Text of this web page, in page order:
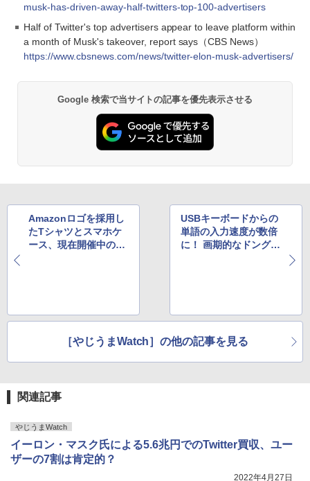
musk-has-driven-away-half-twitters-top-100-advertisers
Half of Twitter's top advertisers appear to leave platform within
a month of Musk's takeover, report says（CBS News）
https://www.cbsnews.com/news/twitter-elon-musk-advertisers/
Google 検索で当サイトの記事を優先表示させる
Amazonロゴを採用し
たTシャツとスマホケ
ース、現在開催中のブ
USBキーボードからの
単語の入力速度が数倍
に！ 画期的なドングル
［やじうまWatch］の他の記事を見る
関連記事
やじうまWatch
イーロン・マスク氏による5.6兆円でのTwitter買収、ユー
ザーの7割は肯定的？
2022年4月27日